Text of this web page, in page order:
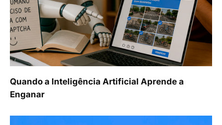
Quando a Inteligência Artificial Aprende a
Enganar